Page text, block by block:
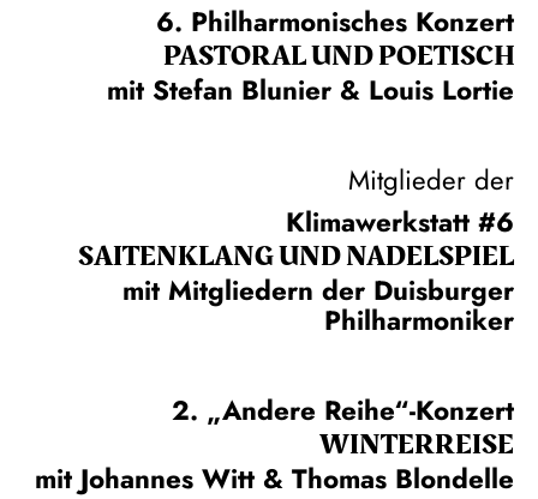
6. Philharmonisches Konzert
PASTORAL UND POETISCH
mit Stefan Blunier & Louis Lortie
Mitglieder der
Klimawerkstatt #6
SAITEN­KLANG UND NADEL­SPIEL
mit Mitgliedern der Duisburger
Philharmoniker
2. „Andere Reihe“-Konzert
WINTER­REISE
mit Johannes Witt & Thomas Blondelle